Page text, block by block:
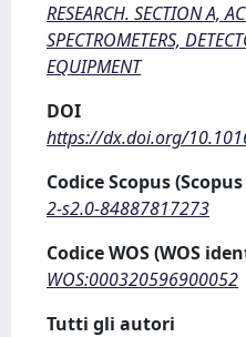
RESEARCH. SECTION A,
SPECTROMETERS,
EQUIPMENT
DOI
https://dx.doi.org/
Codice Scopus
2-s2.0-84887817273
Codice WOS (WOS
WOS:000320596900052
Tutti gli autori